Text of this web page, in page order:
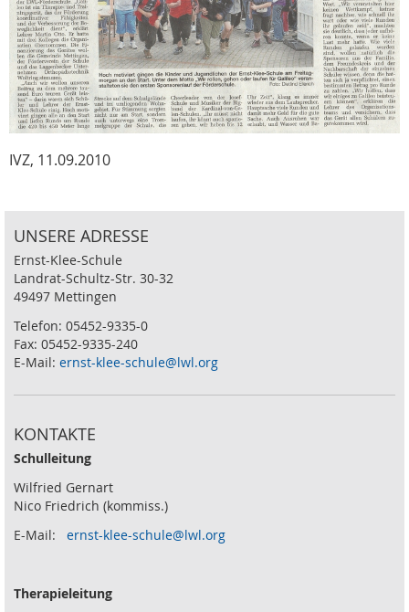
IVZ, 11.09.2010
UNSERE ADRESSE
Ernst-Klee-Schule
Landrat-Schultz-Str. 30-32
49497 Mettingen
Telefon: 05452-9335-0
Fax: 05452-9335-240
E-Mail: ernst-klee-schule@lwl.org
KONTAKTE
Schulleitung
Wilfried Gernart
Nico Friedrich (kommiss.)
E-Mail: ernst-klee-schule@lwl.org
Therapieleitung